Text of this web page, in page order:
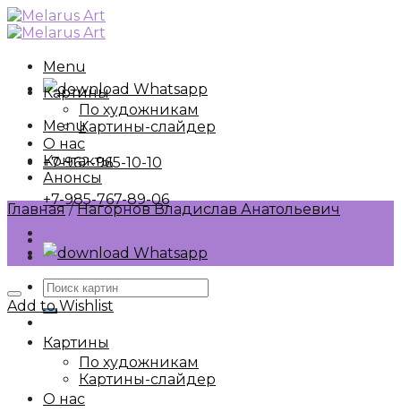
Skip
to
Menu
Whatsapp
Menu
+7-962-965-10-10
+7-985-767-89-06
Whatsapp
Искать:
Картины
По художникам
Картины-слайдер
О нас
Картины
По художникам
Картины-слайдер
О нас
Контакты
Анонсы
Главная / Нагорнов Владислав Анатольевич
Add to Wishlist